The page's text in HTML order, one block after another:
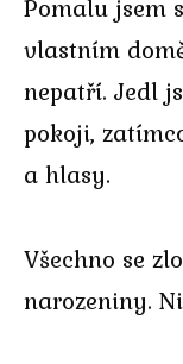
Pomalu jsem
vlastním
nepatří. Jedl
pokoji,
a hlasy.
Všechno se
narozeniny.